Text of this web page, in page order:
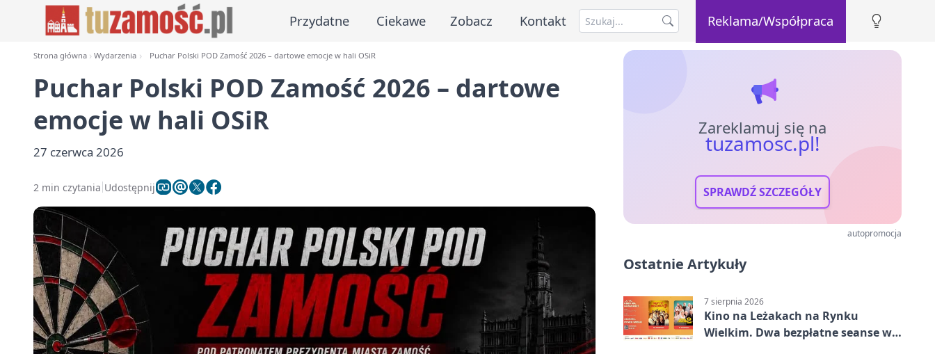
Przydatne Ciekawe Zobacz Kontakt Reklama/Współpraca
Strona główna Wydarzenia Puchar Polski POD Zamość 2026 – dartowe emocje w hali OSiR
Puchar Polski POD Zamość 2026 – dartowe
emocje w hali OSiR
27 czerwca 2026
2 min czytania Udostępnij
Zareklamuj się na
tuzamosc.pl!
SPRAWDŹ SZCZEGÓŁY
autopromocja
Ostatnie Artykuły
7 sierpnia 2026
Kino na Leżakach na Rynku
Wielkim. Dwa bezpłatne seanse w